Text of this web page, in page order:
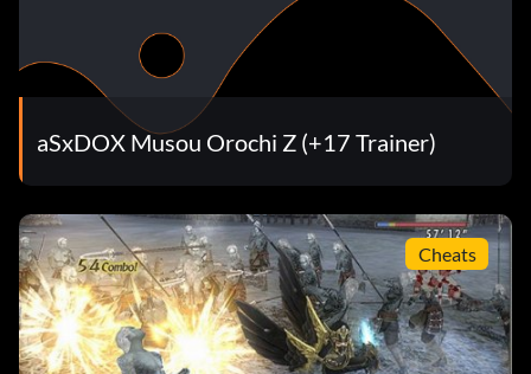
aSxDOX Musou Orochi Z (+17 Trainer)
Cheats